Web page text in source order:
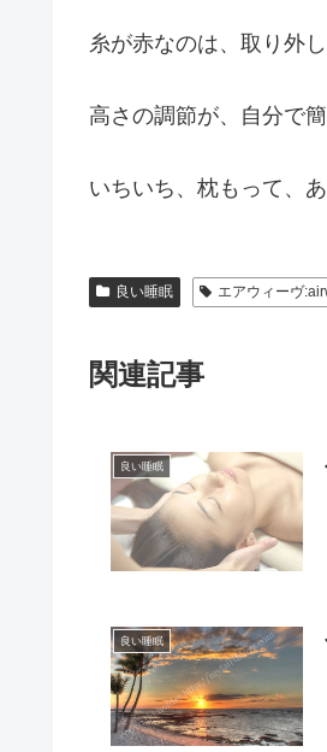
糸が赤なのは、取り外
高さの調節が、自分で
いちいち、枕もって、
良い睡眠 エアウィーヴ
関連記事
良い睡眠
良い睡眠